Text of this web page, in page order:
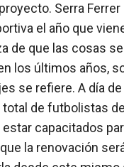
Serra Ferrer
el año que
de que las cosas
los últimos años,
se refiere. A día
de futbolistas
capacitados
la renovación